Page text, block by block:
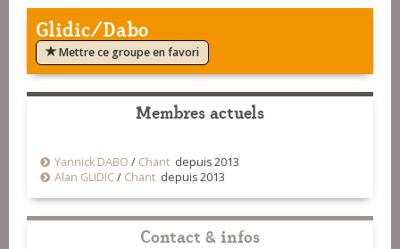
Glidic/Dabo
Mettre ce groupe en favori
Membres actuels
Yannick DABO / Chant depuis 2013
Alan GLIDIC/ Chant depuis 2013
Contact & infos